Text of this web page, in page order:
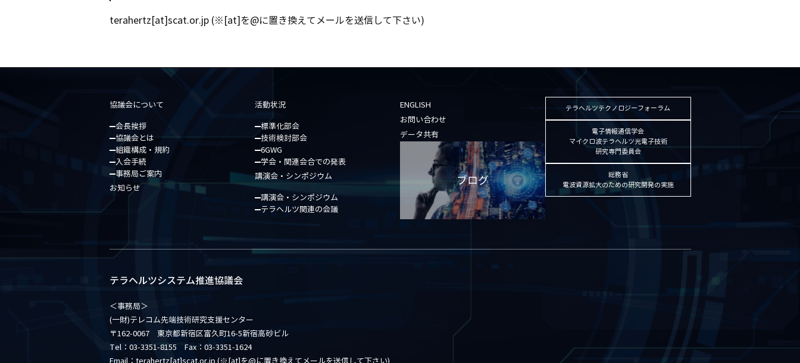
terahertz[at]scat.or.jp (※[at]を@に置き換えてメールを送信して下さい)
協議会について
会長挨拶
協議会とは
組織構成・規約
入会手続
事務局ご案内
お知らせ
活動状況
標準化部会
技術検討部会
6GWG
学会・関連会合での発表
講演会・シンポジウム
講演会・シンポジウム
テラヘルツ関連の会議
ENGLISH
お問い合わせ
データ共有
ブログ
テラヘルツテクノロジーフォーラム
電子情報通信学会
マイクロ波テラヘルツ光電子技術
研究専門委員会
総務省
電波資源拡大のための研究開発の実施
テラヘルツシステム推進協議会
＜事務局＞
(一財)テレコム先端技術研究支援センター
〒162-0067 東京都新宿区富久町16-5新宿高砂ビル
Tel：03-3351-8155 Fax：03-3351-1624